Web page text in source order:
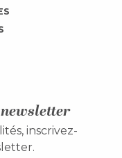
inscrivez-